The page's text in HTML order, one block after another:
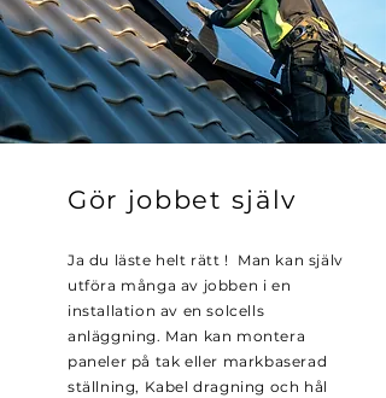
Gör jobbet själv
Ja du läste helt rätt ! Man kan själv
utföra många av jobben i en
installation av en solcells
anläggning. Man kan montera
paneler på tak eller markbaserad
ställning, Kabel dragning och hål